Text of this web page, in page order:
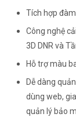
Tích hợp
Công nghệ
3D DNR và
Hỗ trợ màu
Dễ dàng
dùng web,
quản lý bảo